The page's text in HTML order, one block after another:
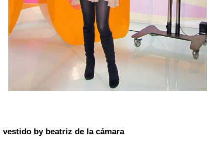
vestido by beatriz de la cámara